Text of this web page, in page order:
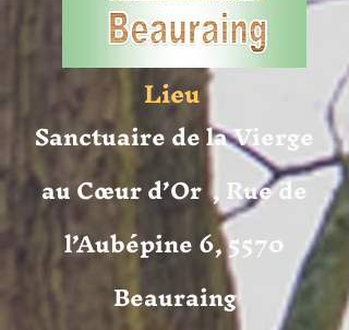
Lieu
Sanctuaire de la Vierge
au Cœur d’Or , Rue de
l’Aubépine 6,5570
Beauraing